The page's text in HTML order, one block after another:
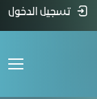
تسجيل الدخول